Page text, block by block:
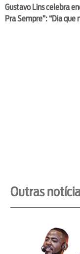
Gustavo Lins celebra
Pra Sempre”: “Dia que
Outras